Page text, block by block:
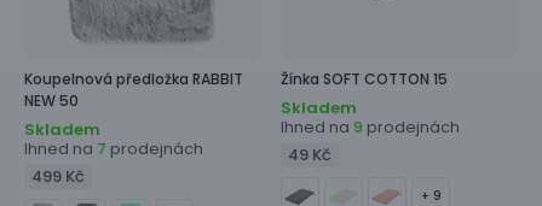
Koupelnová předložka RABBIT
NEW 50
Skladem
Ihned na 7 prodejnách
499 Kč
Žínka SOFT COTTON 15
Skladem
Ihned na 9 prodejnách
49 Kč
+ 9